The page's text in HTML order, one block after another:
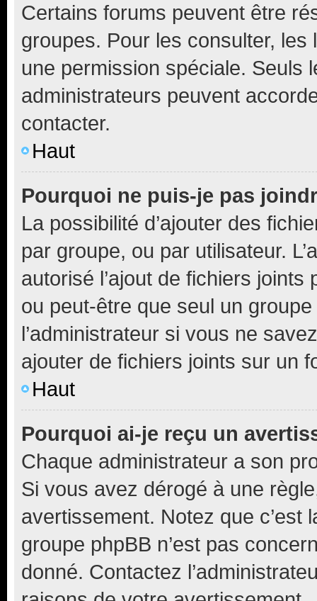
Certains forums peuvent être
groupes. Pour les consulter,
une permission spéciale. Seuls
administrateurs peuvent
contacter.
Haut
Pourquoi ne puis-je pas
La possibilité d’ajouter des
par groupe, ou par utilisateur.
autorisé l’ajout de fichiers
ou peut-être que seul un
l’administrateur si vous ne
ajouter de fichiers joints sur un
Haut
Pourquoi ai-je reçu un
Chaque administrateur a son
Si vous avez dérogé à une
avertissement. Notez que c’est
groupe phpBB n’est pas
donné. Contactez